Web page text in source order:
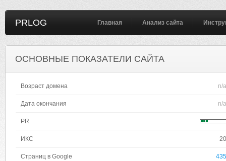
PRLOG Главная Анализ сайта
ОСНОВНЫЕ ПОКАЗАТЕЛИ САЙТА
Возраст домена n/a
Дата окончания n/a
PR
ИКС 20
Страниц в Google 435